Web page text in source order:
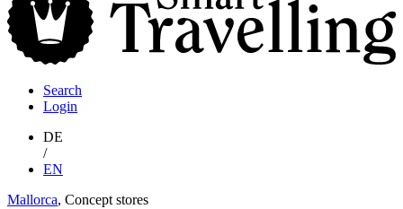
Search
Login
DE
/
EN
Mallorca, Concept stores